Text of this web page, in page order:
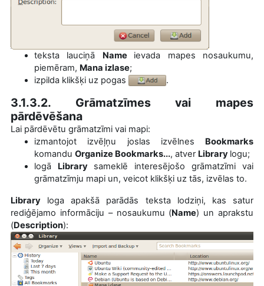
teksta lauciņā Name ievada mapes nosaukumu,
piemēram, Mana izlase;
izpilda klikšķi uz pogas
.
3.1.3.2. Grāmatzīmes vai mapes
pārdēvēšana
Lai pārdēvētu grāmatzīmi vai mapi:
izmantojot izvēļņu joslas izvēlnes Bookmarks
komandu Organize Bookmarks..., atver Library logu;
logā Library sameklē interesējošo grāmatzīmi vai
grāmatzīmju mapi un, veicot klikšķi uz tās, izvēlas to.
Library loga apakšā parādās teksta lodziņi, kas satur
rediģējamo informāciju – nosaukumu (Name) un aprakstu
(Description):